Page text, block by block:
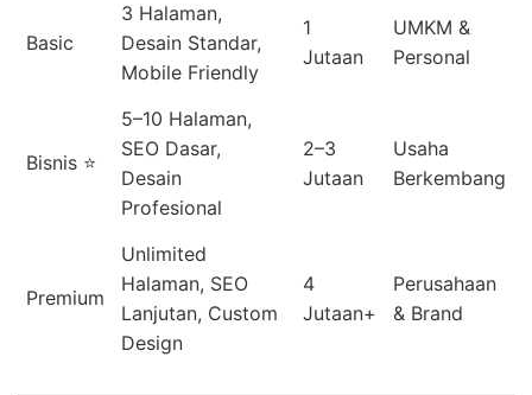
Basic
3 Halaman,
Desain Standar,
Mobile Friendly
1
Jutaan
UMKM &
Personal
Bisnis ⭐
5–10 Halaman,
SEO Dasar,
Desain
Profesional
2–3
Jutaan
Usaha
Berkembang
Premium
Unlimited
Halaman, SEO
Lanjutan, Custom
Design
4
Jutaan+
Perusahaan
& Brand